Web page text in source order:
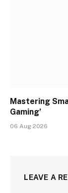
Mastering
Gaming’
06 Aug 2026
LEAVE A